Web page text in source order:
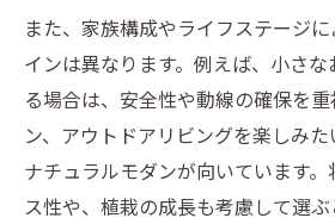
また、家族構成やライフステージ
インは異なります。例えば、小さ
る場合は、安全性や動線の確保を
ン、アウトドアリビングを楽しみ
ナチュラルモダンが向いています
ス性や、植栽の成長も考慮して選